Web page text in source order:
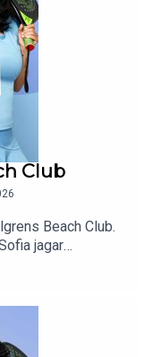
Club
Beach Club.
jagar
gräsmattan är
av polisen.